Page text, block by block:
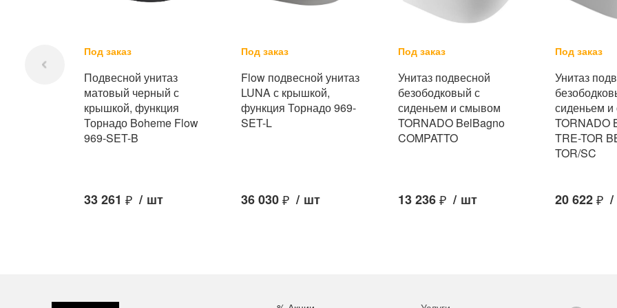
Под заказ
Подвесной унитаз
матовый черный с
крышкой, функция
Торнадо Boheme Flow
969-SET-B
33 261 ₽ / шт
Под заказ
Flow подвесной унитаз
LUNA с крышкой,
функция Торнадо 969-
SET-L
36 030₽ / шт
Под заказ
Унитаз подвесной
безободковый с
сиденьем и смывом
TORNADO BelBagno
COMPATTO
13 236₽ / шт
Под заказ
Унитаз
сиденьем
TORNADO
TRE-TOR
TOR/SC
20 622₽ /